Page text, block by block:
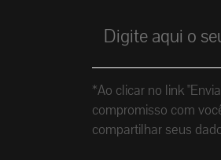
*Ao clicar no link
compromisso com
compartilhar seus